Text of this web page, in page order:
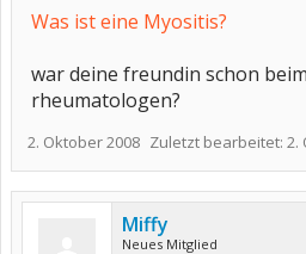
Was ist eine Myositis?
war deine freundin schon
rheumatologen?
2. Oktober 2008 Zuletzt bearbeitet: 2.
Miffy
Neues Mitglied